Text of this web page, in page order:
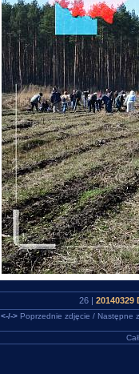
26 |
<-/->Poprzednie zdjęcie / Następne